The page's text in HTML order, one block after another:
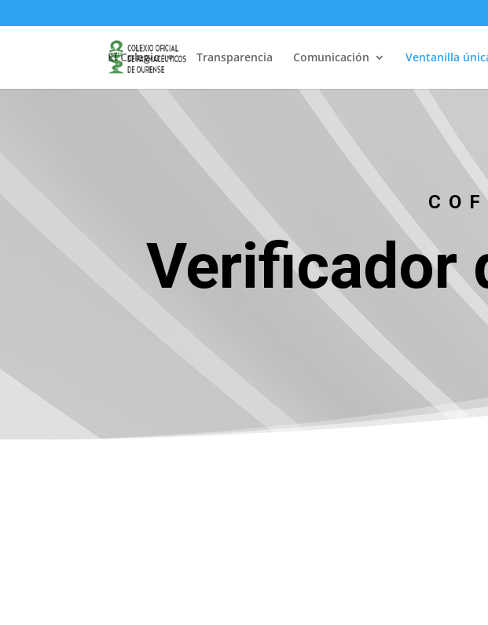
El Colegio Transparencia Comunicación Ventanilla
Verificador